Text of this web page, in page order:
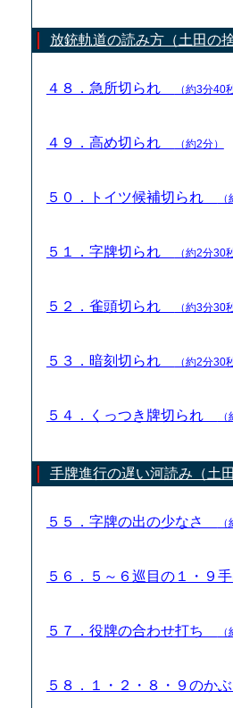
放銃軌道の読み方（土田の
４８．急所切られ （約3分40
４９．高め切られ （約2分）
５０．トイツ候補切られ
５１．字牌切られ （約2分30
５２．雀頭切られ （約3分30
５３．暗刻切られ （約2分30
５４．くっつき牌切られ
手牌進行の遅い河読み（土
５５．字牌の出の少なさ
５６．５～６巡目の１・９
５７．役牌の合わせ打ち
５８．１・２・８・９のか